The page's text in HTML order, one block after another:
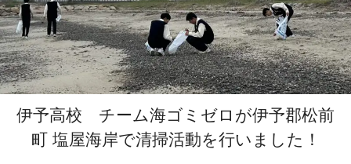
伊予高校 チーム海ゴミゼロが伊予郡松前
町 塩屋海岸で清掃活動を行いました！